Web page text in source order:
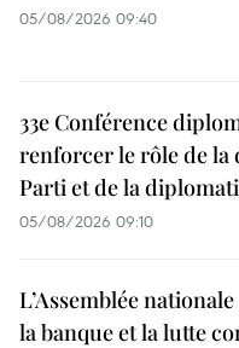
05/08/2026 09:40
33e Conférence
renforcer le rôle de la
Parti et de la
05/08/2026 09:10
L’Assemblée
la banque et la lutte